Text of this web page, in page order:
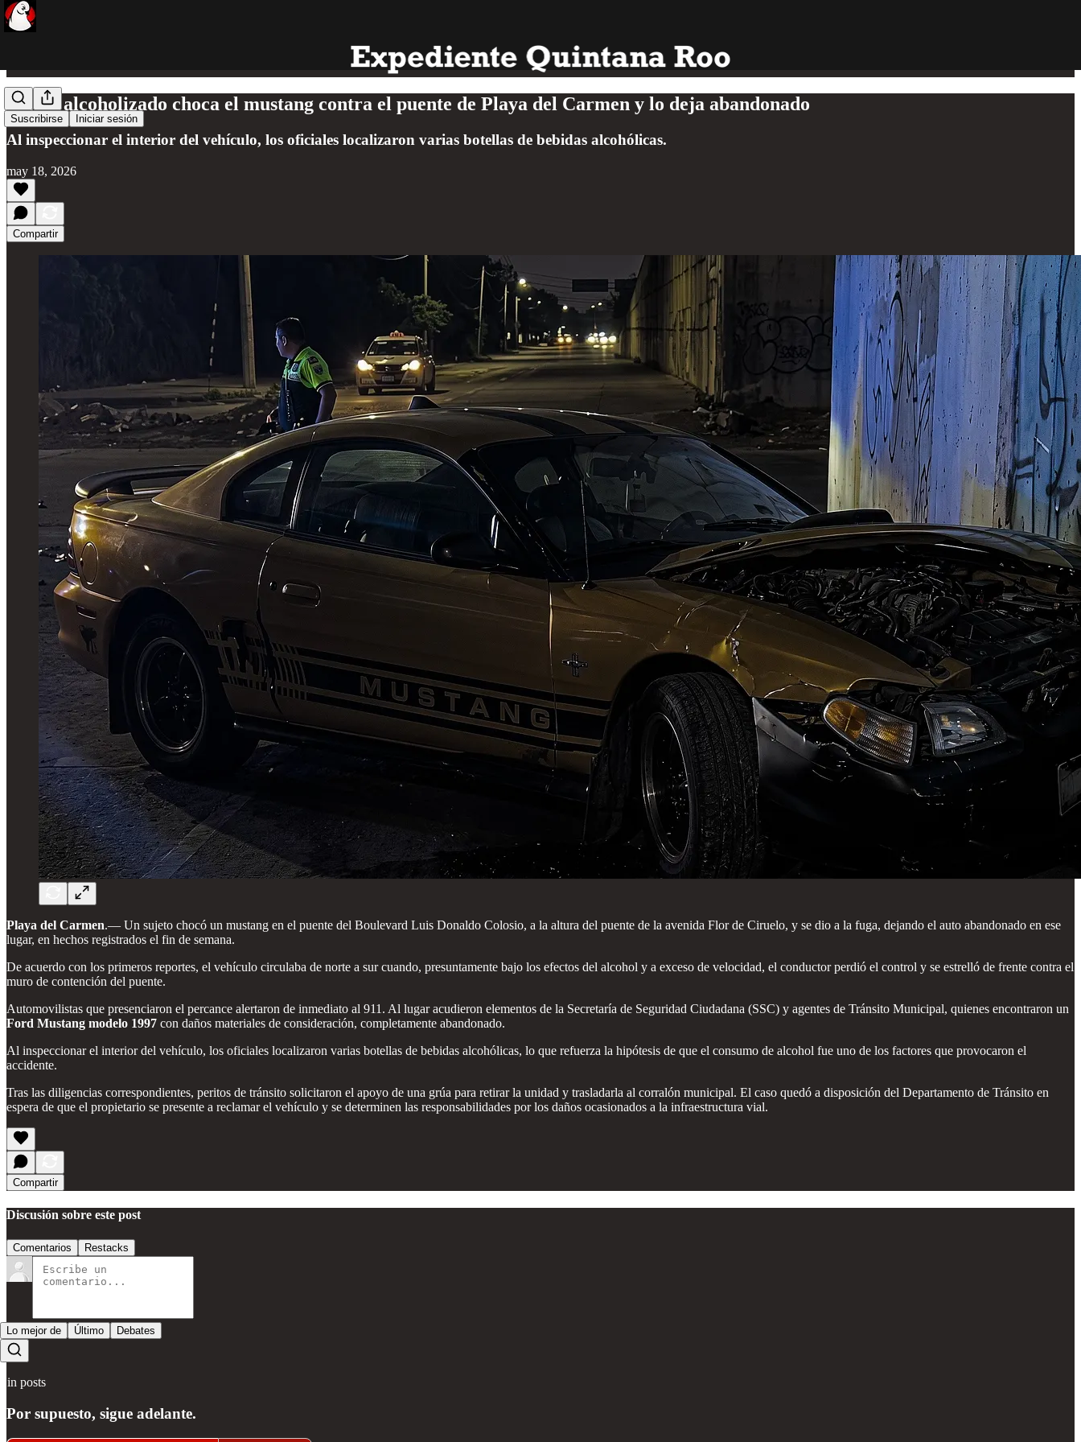
Suscribirse Iniciar sesión
Sujeto alcoholizado choca el mustang contra el puente de Playa del Carmen y lo deja abandonado
Al inspeccionar el interior del vehículo, los oficiales localizaron varias botellas de bebidas alcohólicas.
may 18, 2026
Compartir
Playa del Carmen.— Un sujeto chocó un mustang en el puente del Boulevard Luis Donaldo Colosio, a la altura del puente de la avenida Flor de Ciruelo, y se dio a la fuga, dejando el auto abandonado en ese
lugar, en hechos registrados el fin de semana.
De acuerdo con los primeros reportes, el vehículo circulaba de norte a sur cuando, presuntamente bajo los efectos del alcohol y a exceso de velocidad, el conductor perdió el control y se estrelló de frente contra el
muro de contención del puente.
Automovilistas que presenciaron el percance alertaron de inmediato al 911. Al lugar acudieron elementos de la Secretaría de Seguridad Ciudadana (SSC) y agentes de Tránsito Municipal, quienes encontraron un
Ford Mustang modelo 1997 con daños materiales de consideración, completamente abandonado.
Al inspeccionar el interior del vehículo, los oficiales localizaron varias botellas de bebidas alcohólicas, lo que refuerza la hipótesis de que el consumo de alcohol fue uno de los factores que provocaron el
accidente.
Tras las diligencias correspondientes, peritos de tránsito solicitaron el apoyo de una grúa para retirar la unidad y trasladarla al corralón municipal. El caso quedó a disposición del Departamento de Tránsito en
espera de que el propietario se presente a reclamar el vehículo y se determinen las responsabilidades por los daños ocasionados a la infraestructura vial.
Compartir
Discusión sobre este post
Comentarios Restacks
Lo mejor de Último Debates
Sin posts
Por supuesto, sigue adelante.